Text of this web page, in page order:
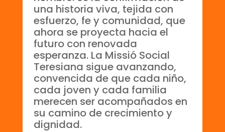
una historia viva, tejida con
esfuerzo, fe y comunidad, que
ahora se proyecta hacia el
futuro con renovada
esperanza. La Missió Social
Teresiana sigue avanzando,
convencida de que cada niño,
cada joven y cada familia
merecen ser acompañados en
su camino de crecimiento y
dignidad.